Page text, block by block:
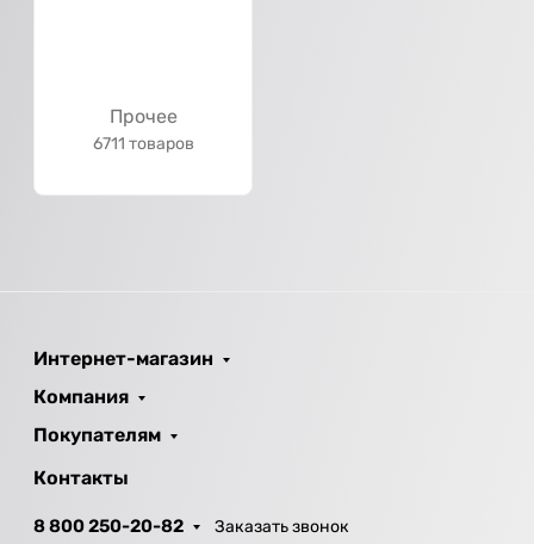
Прочее
6711 товаров
Интернет-магазин
Компания
Покупателям
Контакты
8 800 250-20-82 Заказать звонок